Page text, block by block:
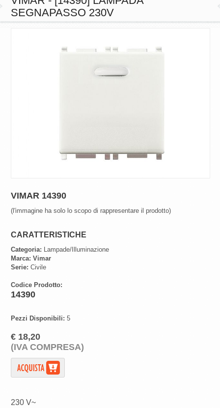
SEGNAPASSO 230V
VIMAR 14390
(l'immagine ha solo lo scopo di rappresentare il prodotto)
CARATTERISTICHE
Categoria: Lampade/Illuminazione
Marca: Vimar
Serie: Civile
Codice Prodotto:
14390
Pezzi Disponibili: 5
€ 18,20
(IVA COMPRESA)
230 V~